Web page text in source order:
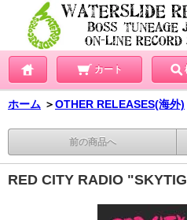
カート
ホーム ＞OTHER RELEASES(海外)
前の商品へ
RED CITY RADIO